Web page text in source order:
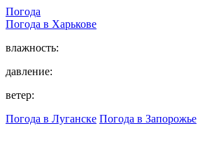
Погода
Погода в Харькове
влажность:
давление:
ветер:
Погода в Луганске Погода в Запорожье